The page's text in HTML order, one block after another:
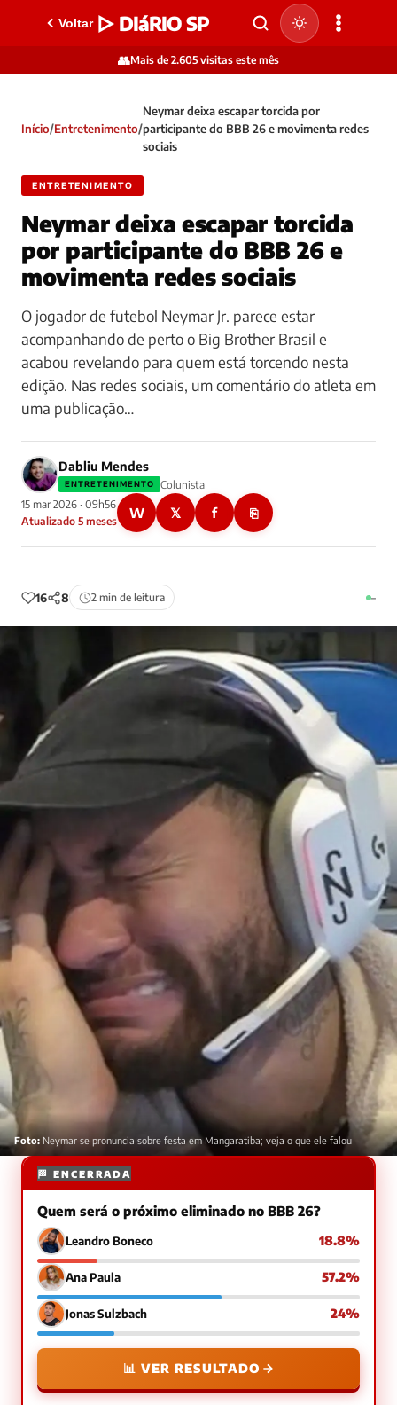
Voltar ▷ DIáRIO SP
👥Mais de 2.605 visitas este mês
Início/Entretenimento/
Neymar deixa escapar torcida por
participante do BBB 26 e movimenta redes
sociais
ENTRETENIMENTO
Neymar deixa escapar torcida
por participante do BBB 26 e
movimenta redes sociais
O jogador de futebol Neymar Jr. parece estar
acompanhando de perto o Big Brother Brasil e
acabou revelando para quem está torcendo nesta
edição. Nas redes sociais, um comentário do atleta em
uma publicação…
Dabliu Mendes
ENTRETENIMENTO
Colunista
15 mar 2026 · 09h56
Atualizado 5 meses
W 𝕏 f ⎘
16 8 2 min de leitura –
Foto: Neymar se pronuncia sobre festa em Mangaratiba; veja o que ele falou
🏁 ENCERRADA
Quem será o próximo eliminado no BBB 26?
Leandro Boneco 18.8%
Ana Paula 57.2%
Jonas Sulzbach 24%
📊 VER RESULTADO